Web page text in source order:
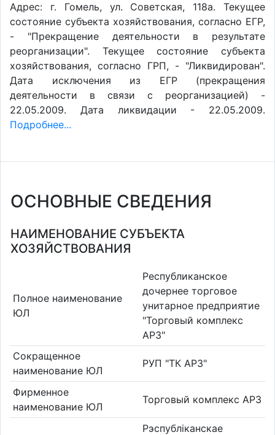
Адрес: г. Гомель, ул. Советская, 118а. Текущее
состояние субъекта хозяйствования, согласно ЕГР,
- "Прекращение деятельности в результате
реорганизации". Текущее состояние субъекта
хозяйствования, согласно ГРП, - "Ликвидирован".
Дата исключения из ЕГР (прекращения
деятельности в связи с реорганизацией) -
22.05.2009. Дата ликвидации - 22.05.2009.
Подробнее...
ОСНОВНЫЕ СВЕДЕНИЯ
НАИМЕНОВАНИЕ СУБЪЕКТА
ХОЗЯЙСТВОВАНИЯ
Полное наименование
ЮЛ
Республиканское
дочернее торговое
унитарное предприятие
"Торговый комплекс
АРЗ"
Сокращенное
наименование ЮЛ
РУП "ТК АРЗ"
Фирменное
наименование ЮЛ
Торговый комплекс АРЗ
Рэспубліканскае